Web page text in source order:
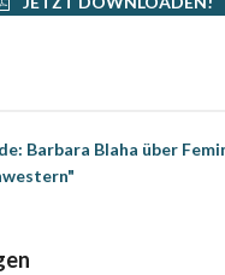
Barbara Blaha über